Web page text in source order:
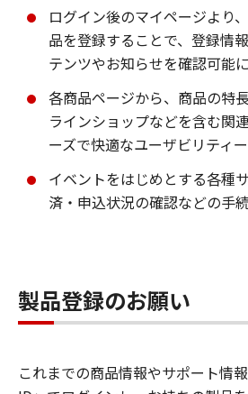
ログイン後のマイページより
品を登録することで、登録情
テンツやお知らせを確認可能に
各商品ページから、商品の特
ラインショップなどを含む関
ーズで快適なユーザビリティ
イベントをはじめとする各種
済・申込状況の確認などの手
製品登録のお願い
これまでの商品情報やサポート情